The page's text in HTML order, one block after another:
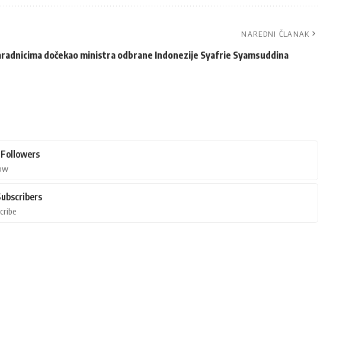
NAREDNI ČLANAK
dočekao ministra odbrane Indonezije Syafrie Syamsuddina
Followers